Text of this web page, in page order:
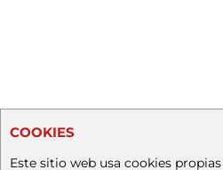
COOKIES
Este sitio web usa cookies